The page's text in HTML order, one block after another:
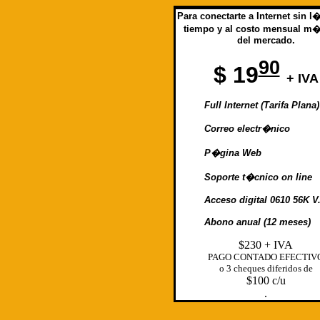
Para conectarte a Internet sin
tiempo y al costo mensual
del mercado.
$ 1990 + IVA
Full Internet (Tarifa Plana)
Correo electr�nico
P�gina Web
Soporte t�cnico on line
Acceso digital 0610 56K
Abono anual (12 meses)
$230 + IVA
PAGO CONTADO
o 3 cheques diferidos de
$100 c/u
.